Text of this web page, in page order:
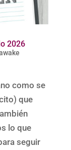
2026
como se
que
lo que
seguir